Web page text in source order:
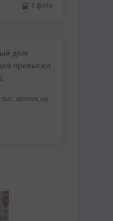
1 фото
долг
превысил
ипотек на